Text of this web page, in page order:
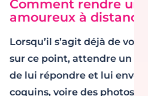
Comment rendre un
amoureux à distance
Lorsqu’il s’agit déjà de
sur ce point, attendre un
de lui répondre et lui
coquins, voire des photos